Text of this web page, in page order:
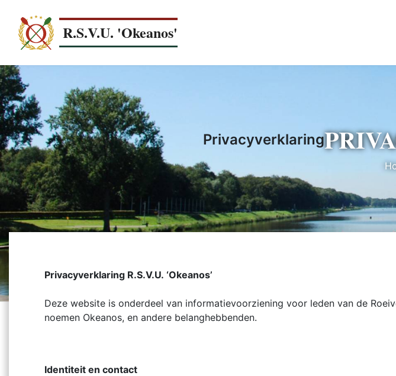
naar
inhoud
gaan
R.S.V.U. 'Okeanos'
Privacyverklaring
Privacyverklaring R.S.V.U. ‘Okeanos’
Deze website is onderdeel van informatievoorziening voor leden van de
noemen Okeanos, en andere belanghebbenden.
Identiteit en contact